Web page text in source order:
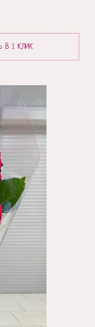
В 1 КЛИК